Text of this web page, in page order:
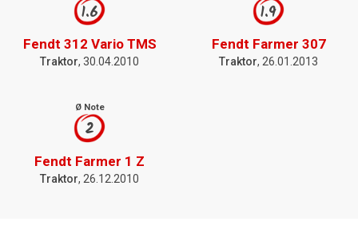
1.6
Fendt 312 Vario TMS
Traktor, 30.04.2010
1.9
Fendt Farmer 307
Traktor, 26.01.2013
Ø Note
2
Fendt Farmer 1 Z
Traktor, 26.12.2010